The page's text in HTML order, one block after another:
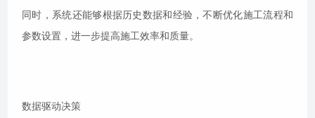
同时，系统还能够根据历史数据和经验，不断优化施工流程和
参数设置，进一步提高施工效率和质量。
数据驱动决策